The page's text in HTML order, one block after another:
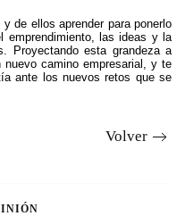
de ellos aprender para ponerlo
las ideas y la
Proyectando esta grandeza a
camino empresarial, y te
ante los nuevos retos que se
Volver